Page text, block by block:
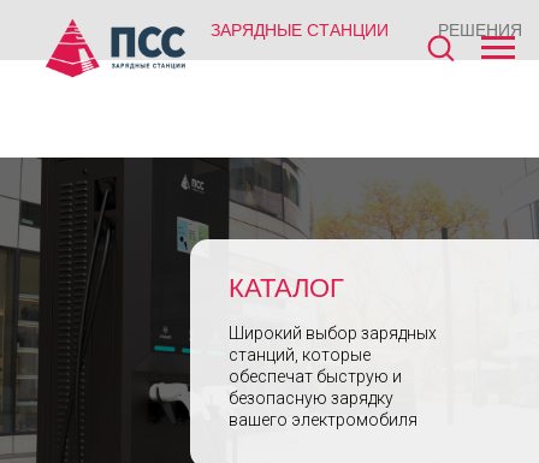
ЗАРЯДНЫЕ СТАНЦИИ РЕШЕНИЯ
КАТАЛОГ
Широкий выбор зарядных
станций, которые
обеспечат быструю и
безопасную зарядку
вашего электромобиля